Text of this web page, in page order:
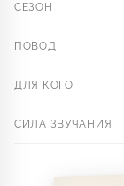
СЕЗОН
ПОВОД
ДЛЯ КОГО
СИЛА ЗВУЧАНИЯ